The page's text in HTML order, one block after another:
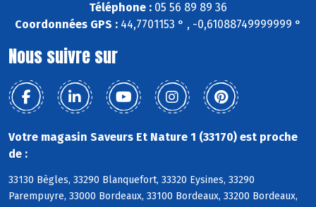
Téléphone : 05 56 89 89 36
Coordonnées GPS : 44,7701153 ° , -0,61088749999999 °
Nous suivre sur
Votre magasin Saveurs Et Nature 1 (33170) est proche
de :
33130 Bègles, 33290 Blanquefort, 33320 Eysines, 33290
Parempuyre, 33000 Bordeaux, 33100 Bordeaux, 33200 Bordeaux,